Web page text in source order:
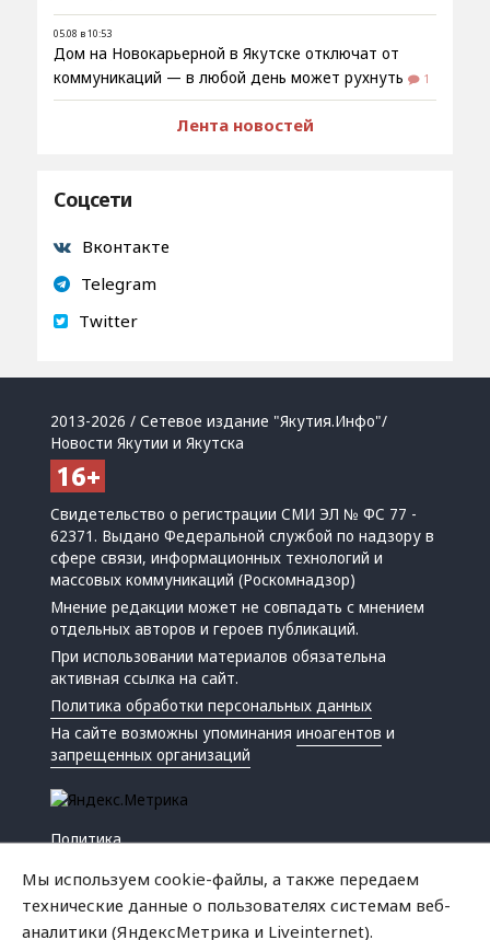
05.08 в 10:53
Дом на Новокарьерной в Якутске отключат от
коммуникаций — в любой день может рухнуть
1
Лента новостей
Соцсети
Вконтакте
Telegram
Twitter
2013-2026 / Сетевое издание "Якутия.Инфо"/
Новости Якутии и Якутска
Свидетельство о регистрации СМИ ЭЛ № ФС 77 -
62371. Выдано Федеральной службой по надзору в
сфере связи, информационных технологий и
массовых коммуникаций (Роскомнадзор)
Мнение редакции может не совпадать с мнением
отдельных авторов и героев публикаций.
При использовании материалов обязательна
активная ссылка на сайт.
Политика обработки персональных данных
На сайте возможны упоминанияиноагентов и
запрещенных организаций
Политика
Мы используем cookie-файлы, а также передаем
технические данные о пользователях системам веб-
аналитики (ЯндексМетрика и Liveinternet).